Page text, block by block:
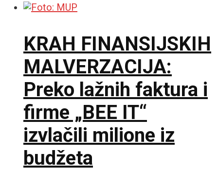
KRAH FINANSIJSKIH
MALVERZACIJA:
Preko lažnih faktura i
firme „BEE IT“
izvlačili milione iz
budžeta